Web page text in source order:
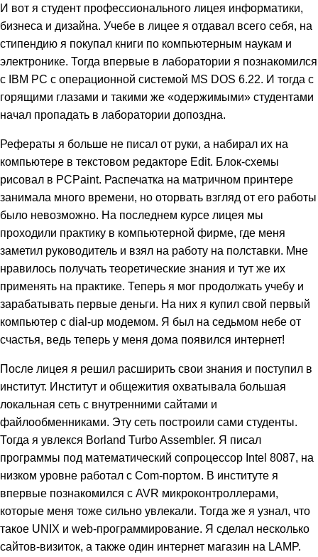
И вот я студент профессионального лицея информатики,
бизнеса и дизайна. Учебе в лицее я отдавал всего себя, на
стипендию я покупал книги по компьютерным наукам и
электронике. Тогда впервые в лаборатории я познакомился
с IBM PC c операционной системой MS DOS 6.22. И тогда с
горящими глазами и такими же «одержимыми» студентами
начал пропадать в лаборатории допоздна.
Рефераты я больше не писал от руки, а набирал их на
компьютере в текстовом редакторе Edit. Блок-схемы
рисовал в PCPaint. Распечатка на матричном принтере
занимала много времени, но оторвать взгляд от его работы
было невозможно. На последнем курсе лицея мы
проходили практику в компьютерной фирме, где меня
заметил руководитель и взял на работу на полставки. Мне
нравилось получать теоретические знания и тут же их
применять на практике. Теперь я мог продолжать учебу и
зарабатывать первые деньги. На них я купил свой первый
компьютер с dial-up модемом. Я был на седьмом небе от
счастья, ведь теперь у меня дома появился интернет!
После лицея я решил расширить свои знания и поступил в
институт. Институт и общежития охватывала большая
локальная сеть с внутренними сайтами и
файлообменниками. Эту сеть построили сами студенты.
Тогда я увлекся Borland Turbo Assembler. Я писал
программы под математический сопроцессор Intel 8087, на
низком уровне работал с Com-портом. В институте я
впервые познакомился с AVR микроконтроллерами,
которые меня тоже сильно увлекали. Тогда же я узнал, что
такое UNIX и web-программирование. Я сделал несколько
сайтов-визиток, а также один интернет магазин на LAMP.